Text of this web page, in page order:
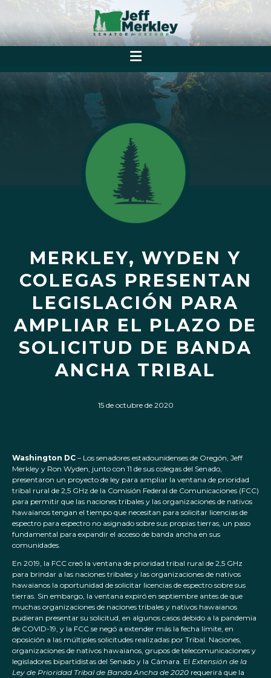
MERKLEY, WYDEN Y
COLEGAS PRESENTAN
LEGISLACIÓN PARA
AMPLIAR EL PLAZO DE
SOLICITUD DE BANDA
ANCHA TRIBAL
15 de octubre de 2020
Washington DC – Los senadores estadounidenses de Oregón, Jeff
Merkley y Ron Wyden, junto con 11 de sus colegas del Senado,
presentaron un proyecto de ley para ampliar la ventana de prioridad
tribal rural de 2,5 GHz de la Comisión Federal de Comunicaciones (FCC)
para permitir que las naciones tribales y las organizaciones de nativos
hawaianos tengan el tiempo que necesitan para solicitar licencias de
espectro para espectro no asignado sobre sus propias tierras, un paso
fundamental para expandir el acceso de banda ancha en sus
comunidades.
En 2019, la FCC creó la ventana de prioridad tribal rural de 2,5 GHz
para brindar a las naciones tribales y las organizaciones de nativos
hawaianos la oportunidad de solicitar licencias de espectro sobre sus
tierras. Sin embargo, la ventana expiró en septiembre antes de que
muchas organizaciones de naciones tribales y nativos hawaianos
pudieran presentar su solicitud, en algunos casos debido a la pandemia
de COVID-19, y la FCC se negó a extender más la fecha límite, en
oposición a las múltiples solicitudes realizadas por Tribal. Naciones,
organizaciones de nativos hawaianos, grupos de telecomunicaciones y
legisladores bipartidistas del Senado y la Cámara. El Extensión de la
Ley de Prioridad Tribal de Banda Ancha de 2020 requerirá que la